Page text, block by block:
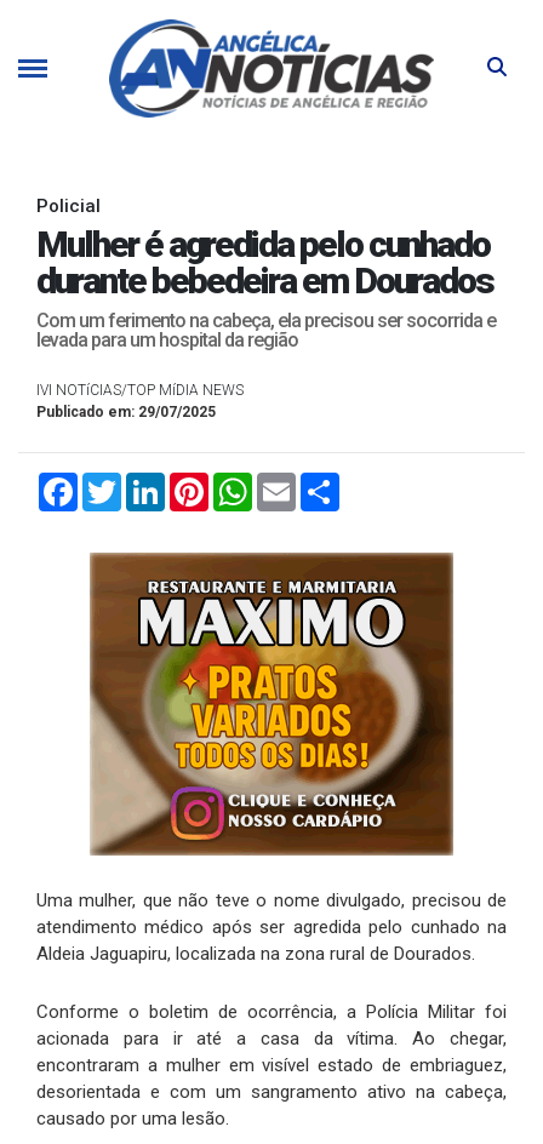
Policial
Mulher é agredida pelo cunhado
durante bebedeira em Dourados
Com um ferimento na cabeça, ela precisou ser socorrida e
levada para um hospital da região
IVI NOTíCIAS/TOP MíDIA NEWS
Publicado em: 29/07/2025
FacebookTwitterLinkedInPinterestWhatsApp
Email
Uma mulher, que não teve o nome divulgado, precisou de
atendimento médico após ser agredida pelo cunhado na
Aldeia Jaguapiru, localizada na zona rural de Dourados.
Conforme o boletim de ocorrência, a Polícia Militar foi
acionada para ir até a casa da vítima. Ao chegar,
encontraram a mulher em visível estado de embriaguez,
desorientada e com um sangramento ativo na cabeça,
causado por uma lesão.